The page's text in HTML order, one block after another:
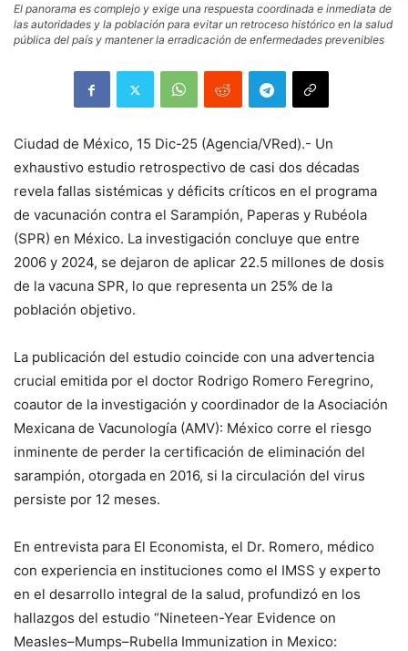
El panorama es complejo y exige una respuesta coordinada e inmediata de
las autoridades y la población para evitar un retroceso histórico en la salud
pública del país y mantener la erradicación de enfermedades prevenibles
Ciudad de México, 15 Dic-25 (Agencia/VRed).- Un
exhaustivo estudio retrospectivo de casi dos décadas
revela fallas sistémicas y déficits críticos en el programa
de vacunación contra el Sarampión, Paperas y Rubéola
(SPR) en México. La investigación concluye que entre
2006 y 2024, se dejaron de aplicar 22.5 millones de dosis
de la vacuna SPR, lo que representa un 25% de la
población objetivo.
La publicación del estudio coincide con una advertencia
crucial emitida por el doctor Rodrigo Romero Feregrino,
coautor de la investigación y coordinador de la Asociación
Mexicana de Vacunología (AMV): México corre el riesgo
inminente de perder la certificación de eliminación del
sarampión, otorgada en 2016, si la circulación del virus
persiste por 12 meses.
En entrevista para El Economista, el Dr. Romero, médico
con experiencia en instituciones como el IMSS y experto
en el desarrollo integral de la salud, profundizó en los
hallazgos del estudio “Nineteen-Year Evidence on
Measles–Mumps–Rubella Immunization in Mexico: